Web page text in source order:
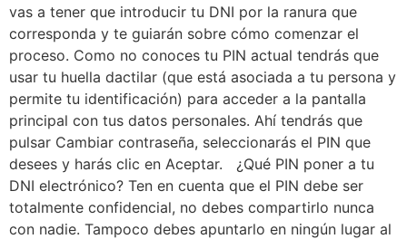
vas a tener que introducir tu DNI por la ranura que
corresponda y te guiarán sobre cómo comenzar el
proceso. Como no conoces tu PIN actual tendrás que
usar tu huella dactilar (que está asociada a tu persona y
permite tu identificación) para acceder a la pantalla
principal con tus datos personales. Ahí tendrás que
pulsar Cambiar contraseña, seleccionarás el PIN que
desees y harás clic en Aceptar. ¿Qué PIN poner a tu
DNI electrónico? Ten en cuenta que el PIN debe ser
totalmente confidencial, no debes compartirlo nunca
con nadie. Tampoco debes apuntarlo en ningún lugar al